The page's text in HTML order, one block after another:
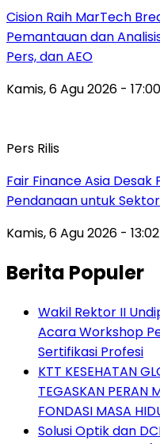
Cision Raih MarTech
Pemantauan dan
Pers, dan AEO
Kamis, 6 Agu 2026 -
Pers Rilis
Fair Finance Asia
Pendanaan untuk
Kamis, 6 Agu 2026 -
Berita Populer
Wakil Rektor II
Acara Workshop
Sertifikasi Profesi
KTT KESEHATAN
TEGASKAN PERAN
FONDASI MASA
Solusi Optik dan